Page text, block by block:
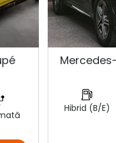
Hibrid (B/E)